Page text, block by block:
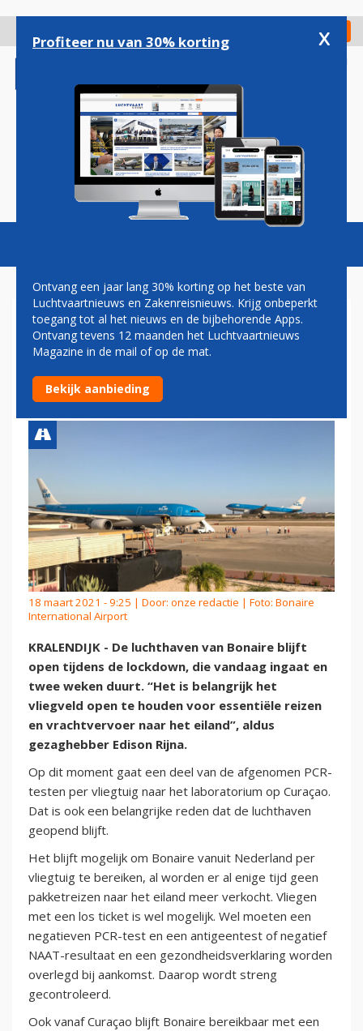
gaan
Check in
Magazine Podcasts Vacatures
LUCHTHAVEN BONAIRE
BLIJFT OPEN TIJDENS
LOCKDOWN
18 maart 2021 - 9:25 | Door: onze redactie | Foto: Bonaire
International Airport
KRALENDIJK - De luchthaven van Bonaire blijft
open tijdens de lockdown, die vandaag ingaat en
twee weken duurt. “Het is belangrijk het
vliegveld open te houden voor essentiële reizen
en vrachtvervoer naar het eiland”, aldus
gezaghebber Edison Rijna.
Op dit moment gaat een deel van de afgenomen PCR-
testen per vliegtuig naar het laboratorium op Curaçao.
Dat is ook een belangrijke reden dat de luchthaven
geopend blijft.
Het blijft mogelijk om Bonaire vanuit Nederland per
vliegtuig te bereiken, al worden er al enige tijd geen
pakketreizen naar het eiland meer verkocht. Vliegen
met een los ticket is wel mogelijk. Wel moeten een
negatieven PCR-test en een antigeentest of negatief
NAAT-resultaat en een gezondheidsverklaring worden
overlegd bij aankomst. Daarop wordt streng
gecontroleerd.
Ook vanaf Curaçao blijft Bonaire bereikbaar met een
Profiteer nu van 30% korting x
Ontvang een jaar lang 30% korting op het beste van
Luchtvaartnieuws en Zakenreisnieuws. Krijg onbeperkt
toegang tot al het nieuws en de bijbehorende Apps.
Ontvang tevens 12 maanden het Luchtvaartnieuws
Magazine in de mail of op de mat.
Bekijk aanbieding